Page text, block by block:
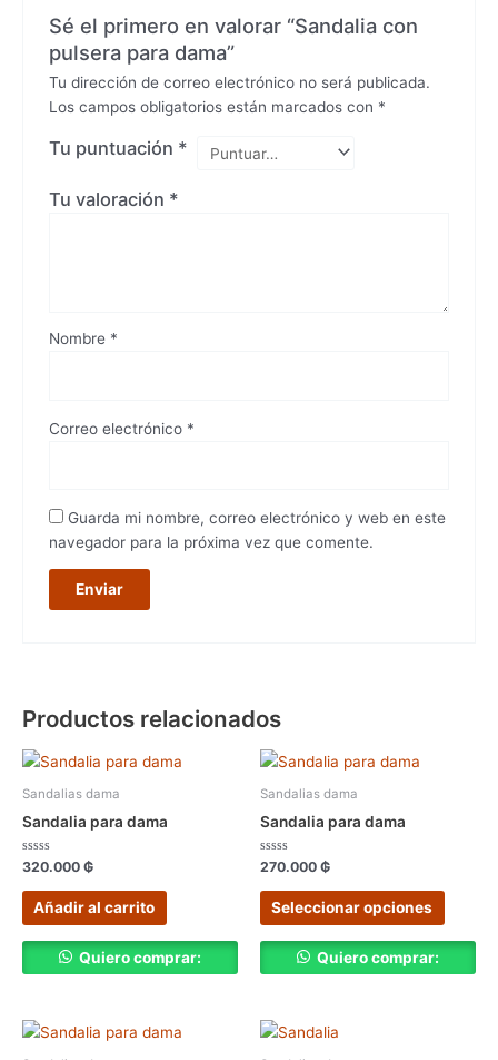
Sé el primero en valorar “Sandalia con
pulsera para dama”
Tu dirección de correo electrónico no será publicada.
Los campos obligatorios están marcados con *
Tu puntuación *
Tu valoración *
Nombre *
Correo electrónico *
Guarda mi nombre, correo electrónico y web en este
navegador para la próxima vez que comente.
Productos relacionados
Sandalias dama
Sandalia para dama
Valorado
0
320.000 ₲
Añadir al carrito
Quiero comprar:
Sandalias dama
Sandalia para dama
Valorado
0
de
270.000 ₲
Seleccionar opciones
Quiero comprar: